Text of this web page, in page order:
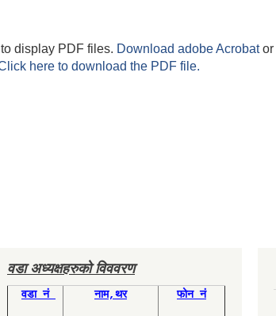
display PDF files. Download adobe Acrobator
here to download the PDF file.
वडा अध्यक्षहरुको विववरण
वडा नं नाम,थर फोन नं